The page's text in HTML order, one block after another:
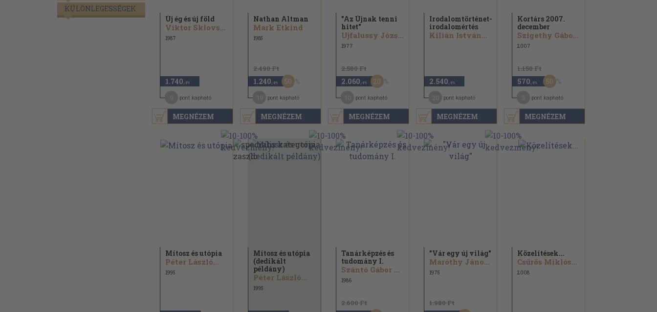
KÜLÖNLEGESSÉGEK
MEGNÉZEM
Új ég és új föld
Viktor Sklovszkij...
1987
1.740 ,-Ft
pont kapható
MEGNÉZEM
Nathan Altman
Mark Etkind
1985
2.490 Ft
1.240 ,-Ft 50
pont kapható
MEGNÉZEM
"Az Újnak tenni
hitet"
Ujfalussy József...
1977
2.580 Ft
2.060 ,-Ft 20
pont kapható
MEGNÉZEM
Irodalomtörténet-
irodalomértés
Kilián István...
2.540 ,-Ft
pont kapható
MEGNÉZEM
Kortárs 2007.
december
Szigethy Gábor...
2007
1.150 Ft
570 ,-Ft 50
pont kapható
Mítosz és utópia
Péter László...
1995
Mítosz és utópia
(dedikált
példány)
Péter László...
1995
Tanárképzés és
tudomány I.
Szántó Gábor András...
1986
2.600 Ft
"Vár egy új világ"
Maróthy János...
1975
1.980 Ft
Közelítések...
Csűrös Miklós...
2008